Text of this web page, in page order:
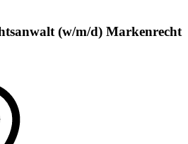
(w/m/d) Markenrecht